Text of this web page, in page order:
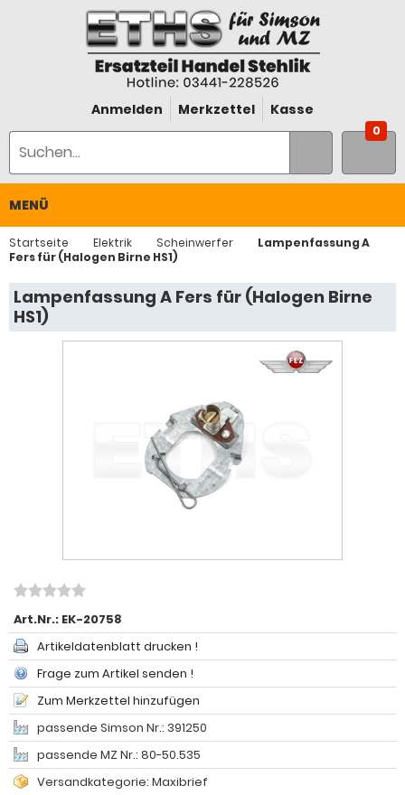
Anmelden Merkzettel Kasse
0
MENÜ
Startseite Elektrik Scheinwerfer
Lampenfassung A
Fers für (Halogen Birne HS1)
Lampenfassung A Fers für (Halogen Birne
HS1)
Art.Nr.: EK-20758
Artikeldatenblatt drucken !
Frage zum Artikel senden !
Zum Merkzettel hinzufügen
passende Simson Nr.: 391250
passende MZ Nr.: 80-50.535
Versandkategorie: Maxibrief